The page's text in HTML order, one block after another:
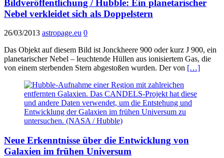
Bildveröffentlichung / Hubble: Ein planetarischer
Nebel verkleidet sich als Doppelstern
26/03/2013 astropage.eu 0
Das Objekt auf diesem Bild ist Jonckheere 900 oder kurz J 900, ein
planetarischer Nebel – leuchtende Hüllen aus ionisiertem Gas, die
von einem sterbenden Stern abgestoßen wurden. Der von […]
Neue Erkenntnisse über die Entwicklung von
Galaxien im frühen Universum